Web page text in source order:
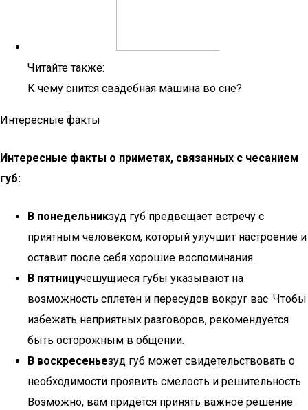
Читайте также:
К чему снится свадебная машина во сне?
Интересные факты
Интересные факты о приметах, связанных с чесанием
губ:
В понедельникзуд губ предвещает встречу с
приятным человеком, который улучшит настроение и
оставит после себя хорошие воспоминания.
В пятницучешущиеся губы указывают на
возможность сплетен и пересудов вокруг вас. Чтобы
избежать неприятных разговоров, рекомендуется
быть осторожным в общении.
В воскресеньезуд губ может свидетельствовать о
необходимости проявить смелость и решительность.
Возможно, вам придется принять важное решение